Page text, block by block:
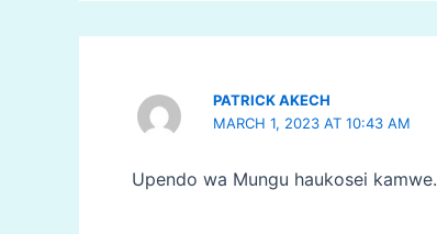
PATRICK AKECH
MARCH 1, 2023 AT 10:43 AM
Upendo wa Mungu haukosei kamwe.